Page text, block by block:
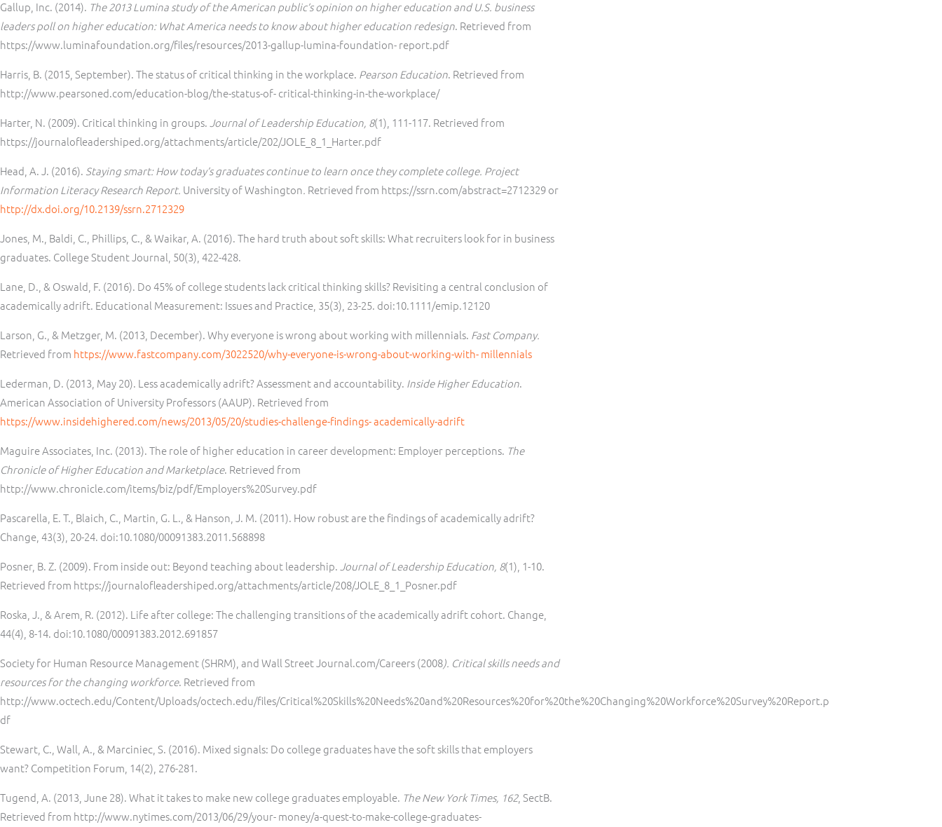
Gallup, Inc. (2014). The 2013 Lumina study of the American public’s opinion on higher education and U.S. business
leaders poll on higher education: What America needs to know about higher education redesign. Retrieved from
https://www.luminafoundation.org/files/resources/2013-gallup-lumina-foundation- report.pdf
Harris, B. (2015, September). The status of critical thinking in the workplace. Pearson Education. Retrieved from
http://www.pearsoned.com/education-blog/the-status-of- critical-thinking-in-the-workplace/
Harter, N. (2009). Critical thinking in groups. Journal of Leadership Education, 8(1), 111-117. Retrieved from
https://journalofleadershiped.org/attachments/article/202/JOLE_8_1_Harter.pdf
Head, A. J. (2016). Staying smart: How today’s graduates continue to learn once they complete college. Project
Information Literacy Research Report. University of Washington. Retrieved from https://ssrn.com/abstract=2712329 or
http://dx.doi.org/10.2139/ssrn.2712329
Jones, M., Baldi, C., Phillips, C., & Waikar, A. (2016). The hard truth about soft skills: What recruiters look for in business
graduates. College Student Journal, 50(3), 422-428.
Lane, D., & Oswald, F. (2016). Do 45% of college students lack critical thinking skills? Revisiting a central conclusion of
academically adrift. Educational Measurement: Issues and Practice, 35(3), 23-25. doi:10.1111/emip.12120
Larson, G., & Metzger, M. (2013, December). Why everyone is wrong about working with millennials. Fast Company.
Retrieved from https://www.fastcompany.com/3022520/why-everyone-is-wrong-about-working-with-millennials
Lederman, D. (2013, May 20). Less academically adrift? Assessment and accountability. Inside Higher Education.
American Association of University Professors (AAUP). Retrieved from
https://www.insidehighered.com/news/2013/05/20/studies-challenge-findings-academically-adrift
Maguire Associates, Inc. (2013). The role of higher education in career development: Employer perceptions. The
Chronicle of Higher Education and Marketplace. Retrieved from
http://www.chronicle.com/items/biz/pdf/Employers%20Survey.pdf
Pascarella, E. T., Blaich, C., Martin, G. L., & Hanson, J. M. (2011). How robust are the findings of academically adrift?
Change, 43(3), 20-24. doi:10.1080/00091383.2011.568898
Posner, B. Z. (2009). From inside out: Beyond teaching about leadership. Journal of Leadership Education, 8(1), 1-10.
Retrieved from https://journalofleadershiped.org/attachments/article/208/JOLE_8_1_Posner.pdf
Roska, J., & Arem, R. (2012). Life after college: The challenging transitions of the academically adrift cohort. Change,
44(4), 8-14. doi:10.1080/00091383.2012.691857
Society for Human Resource Management (SHRM), and Wall Street Journal.com/Careers (2008). Critical skills needs and
resources for the changing workforce. Retrieved from
http://www.octech.edu/Content/Uploads/octech.edu/files/Critical%20Skills%20Needs%20and%20Resources%20for%20the%20Changing%20Workforce%20Survey%20Report.p
df
Stewart, C., Wall, A., & Marciniec, S. (2016). Mixed signals: Do college graduates have the soft skills that employers
want? Competition Forum, 14(2), 276-281.
Tugend, A. (2013, June 28). What it takes to make new college graduates employable. The New York Times, 162, SectB.
Retrieved from http://www.nytimes.com/2013/06/29/your- money/a-quest-to-make-college-graduates-